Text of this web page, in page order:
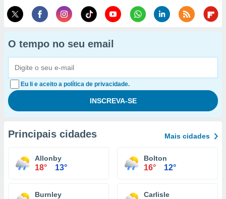
O tempo no seu email
Eu li e aceito a política de privacidade.
Principais cidades Mais cidades
Allonby
18° 13°
Bolton
16° 12°
Burnley Carlisle